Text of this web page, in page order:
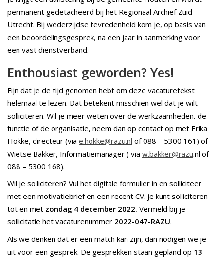
permanent gedetacheerd bij het Regionaal Archief Zuid-
Utrecht. Bij wederzijdse tevredenheid kom je, op basis van
een beoordelingsgesprek, na een jaar in aanmerking voor
een vast dienstverband.
Enthousiast geworden? Yes!
Fijn dat je de tijd genomen hebt om deze vacaturetekst
helemaal te lezen. Dat betekent misschien wel dat je wilt
solliciteren. Wil je meer weten over de werkzaamheden, de
functie of de organisatie, neem dan op contact op met Erika
Hokke, directeur (via e.hokke@razu.nl of 088 – 5300 161) of
Wietse Bakker, Informatiemanager ( via w.bakker@razu.nl of
088 – 5300 168).
Wil je solliciteren? Vul het digitale formulier in en solliciteer
met een motivatiebrief en een recent CV. je kunt solliciteren
tot en met zondag 4 december 2022. Vermeld bij je
sollicitatie het vacaturenummer 2022-047-RAZU.
Als we denken dat er een match kan zijn, dan nodigen we je
uit voor een gesprek. De gesprekken staan gepland op 13